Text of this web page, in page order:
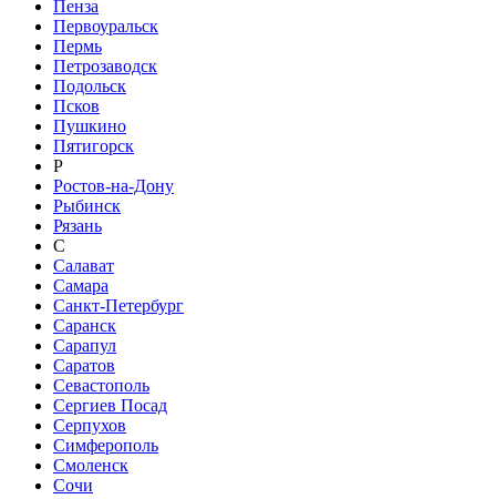
Пенза
Первоуральск
Пермь
Петрозаводск
Подольск
Псков
Пушкино
Пятигорск
Р
Ростов-на-Дону
Рыбинск
Рязань
С
Салават
Самара
Санкт-Петербург
Саранск
Сарапул
Саратов
Севастополь
Сергиев Посад
Серпухов
Симферополь
Смоленск
Сочи